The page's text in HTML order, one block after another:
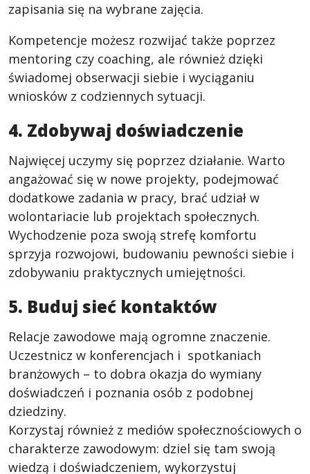
zapisania się na wybrane zajęcia.
Kompetencje możesz rozwijać także poprzez
mentoring czy coaching, ale również dzięki
świadomej obserwacji siebie i wyciąganiu
wniosków z codziennych sytuacji.
4. Zdobywaj doświadczenie
Najwięcej uczymy się poprzez działanie. Warto
angażować się w nowe projekty, podejmować
dodatkowe zadania w pracy, brać udział w
wolontariacie lub projektach społecznych.
Wychodzenie poza swoją strefę komfortu
sprzyja rozwojowi, budowaniu pewności siebie i
zdobywaniu praktycznych umiejętności.
5. Buduj sieć kontaktów
Relacje zawodowe mają ogromne znaczenie.
Uczestnicz w konferencjach i spotkaniach
branżowych – to dobra okazja do wymiany
doświadczeń i poznania osób z podobnej
dziedziny.
Korzystaj również z mediów społecznościowych o
charakterze zawodowym: dziel się tam swoją
wiedzą i doświadczeniem, wykorzystuj